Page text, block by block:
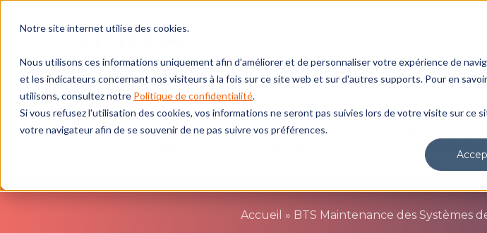
Notre site internet utilise des cookies.
Nous utilisons ces informations uniquement afin d'améliorer et de personnaliser votre expérience de
et les indicateurs concernant nos visiteurs à la fois sur ce site web et sur d'autres supports. Pour en
utilisons, consultez notre Politique de confidentialité.
Si vous refusez l'utilisation des cookies, vos informations ne seront pas suivies lors de votre visite sur ce
votre navigateur afin de se souvenir de ne pas suivre vos préférences.
IFRIA
JE SUIS UN
Accueil » BTS Maintenance des Systèmes